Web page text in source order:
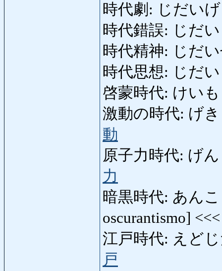
時代劇: じだい
時代錯誤: じだ
時代精神: じだ
時代思想: じだ
啓蒙時代: けい
激動の時代: げ
動
原子力時代: げ
力
暗黒時代: あん
oscurantismo]
江戸時代: えど
戸